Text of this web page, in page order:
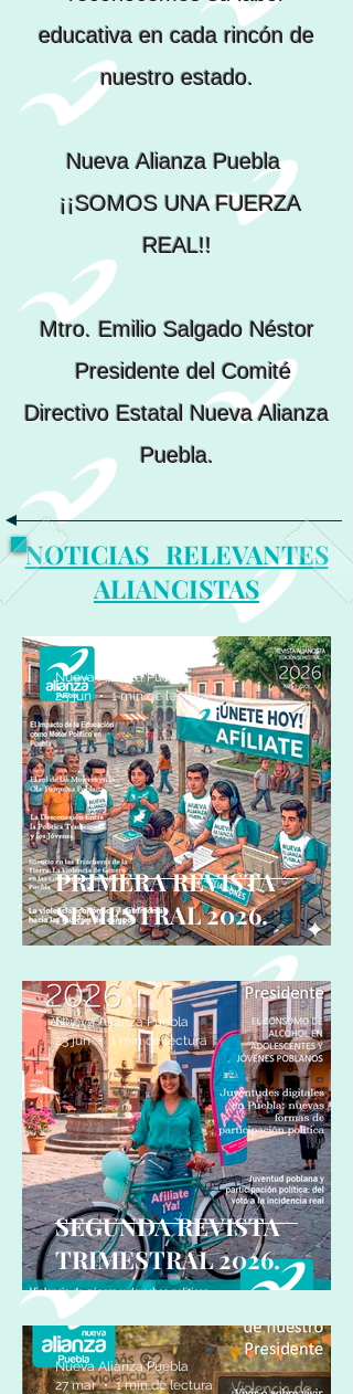
educativa en cada rincón de
nuestro estado.
Nueva Alianza Puebla
¡¡SOMOS UNA FUERZA
REAL!!
Mtro. Emilio Salgado Néstor
Presidente del Comité
Directivo Estatal Nueva Alianza
Puebla.
NOTICIAS RELEVANTES
ALIANCISTAS
PRIMERA REVISTA
SEMESTRAL 2026.
Nueva Alianza Puebla
25 jun
1 min de lectura
SEGUNDA REVISTA
TRIMESTRAL 2026.
Nueva Alianza Puebla
23 jun
1 min de lectura
Nueva Alianza Puebla
27 mar
1 min de lectura